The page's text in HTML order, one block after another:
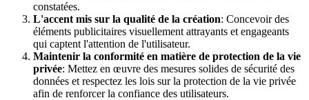
constatées.
L'accent mis sur la qualité de la création: Concevoir des
éléments publicitaires visuellement attrayants et engageants
qui captent l'attention de l'utilisateur.
Maintenir la conformité en matière de protection de la vie
privée: Mettez en œuvre des mesures solides de sécurité des
données et respectez les lois sur la protection de la vie privée
afin de renforcer la confiance des utilisateurs.